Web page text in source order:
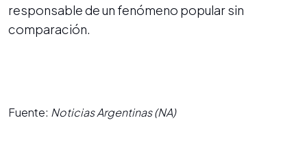
responsable de un fenómeno popular sin
comparación.
Fuente: Noticias Argentinas (NA)